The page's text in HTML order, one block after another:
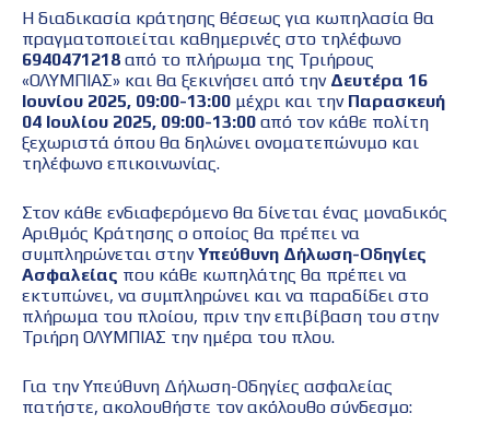
Η διαδικασία κράτησης θέσεως για κωπηλασία θα
πραγματοποιείται καθημερινές στο τηλέφωνο
6940471218 από το πλήρωμα της Τριήρους
«ΟΛΥΜΠΙΑΣ» και θα ξεκινήσει από την Δευτέρα 16
Ιουνίου 2025, 09:00-13:00 μέχρι και την Παρασκευή
04 Ιουλίου 2025, 09:00-13:00 από τον κάθε πολίτη
ξεχωριστά όπου θα δηλώνει ονοματεπώνυμο και
τηλέφωνο επικοινωνίας.
Στον κάθε ενδιαφερόμενο θα δίνεται ένας μοναδικός
Αριθμός Κράτησης ο οποίος θα πρέπει να
συμπληρώνεται στηνΥπεύθυνη Δήλωση-Οδηγίες
Ασφαλείας που κάθε κωπηλάτης θα πρέπει να
εκτυπώνει, να συμπληρώνει και να παραδίδει στο
πλήρωμα του πλοίου, πριν την επιβίβαση του στην
Τριήρη ΟΛΥΜΠΙΑΣ την ημέρα του πλου.
Για την Υπεύθυνη Δήλωση-Οδηγίες ασφαλείας
πατήστε, ακολουθήστε τον ακόλουθο σύνδεσμο: